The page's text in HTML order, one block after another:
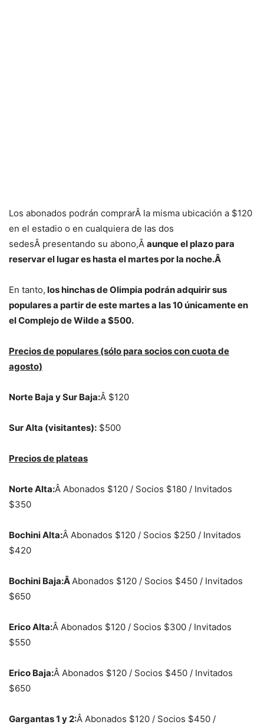
Los abonados podrán comprarÂ la misma ubicación a $120
en el estadio o en cualquiera de las dos
sedesÂ presentando su abono,Â aunque el plazo para
reservar el lugar es hasta el martes por la noche.Â
En tanto, los hinchas de Olimpia podrán adquirir sus
populares a partir de este martes a las 10 únicamente en
el Complejo de Wilde a $500.
Precios de populares (sólo para socios con cuota de
agosto)
Norte Baja y Sur Baja:Â $120
Sur Alta (visitantes): $500
Precios de plateas
Norte Alta:Â Abonados $120 / Socios $180 / Invitados
$350
Bochini Alta:Â Abonados $120 / Socios $250 / Invitados
$420
Bochini Baja:ÂAbonados $120 / Socios $450 / Invitados
$650
Erico Alta:Â Abonados $120 / Socios $300 / Invitados
$550
Erico Baja:Â Abonados $120 / Socios $450 / Invitados
$650
Gargantas 1 y 2:Â Abonados $120 / Socios $450 /